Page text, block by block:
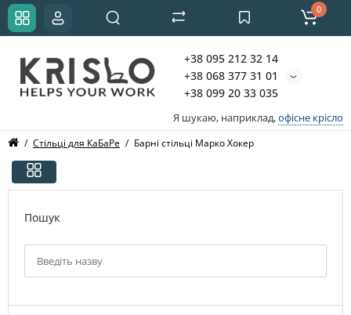
+38 095 212 32 14
+38 068 377 31 01
+38 099 20 33 035
Я шукаю, наприклад,офісне крісло
0
Стільці для КаБаРе Барні стільці Марко Хокер
Пошук